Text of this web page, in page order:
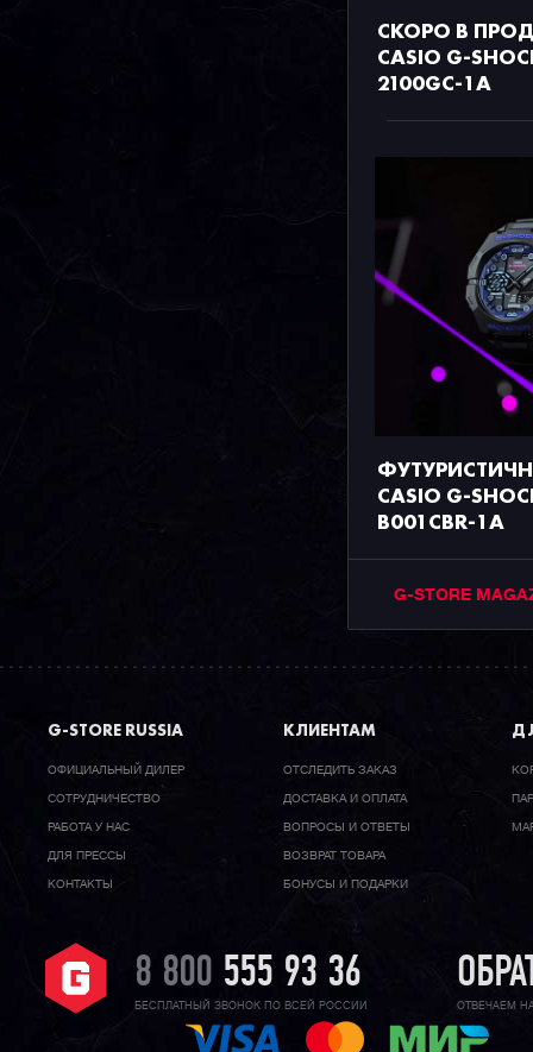
СКОРО В
CASIO G-
2100GC-1A
CASIO G-
B001CBR-1A
G-STORE
G-STORE RUSSIA
ОФИЦИАЛЬНЫЙ ДИЛЕР
CОТРУДНИЧЕСТВО
РАБОТА У НАС
ДЛЯ ПРЕССЫ
КОНТАКТЫ
КЛИЕНТАМ
ОТСЛЕДИТЬ ЗАКАЗ
ДОСТАВКА И ОПЛАТА
ВОПРОСЫ И ОТВЕТЫ
ВОЗВРАТ ТОВАРА
БОНУСЫ И ПОДАРКИ
8 800 555 93 36
БЕСПЛАТНЫЙ ЗВОНОК ПО ВСЕЙ РОССИИ ОТВЕЧАЕМ